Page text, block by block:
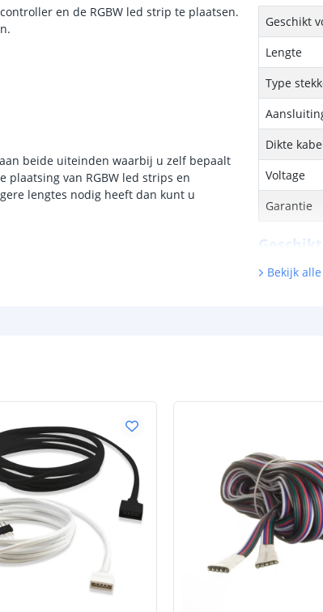
en de RGBW led strip te plaatsen.
beide uiteinden waarbij u zelf bepaalt
plaatsing van RGBW led strips en
lengtes nodig heeft dan kunt u
Geschikt
Lengte
Type
Dikte
Voltage
Garantie
Basic led
Bekijk